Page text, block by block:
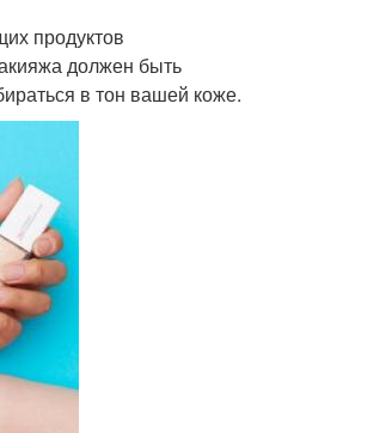
праздничного макияжа
продуктов
должен быть
в тон вашей коже.